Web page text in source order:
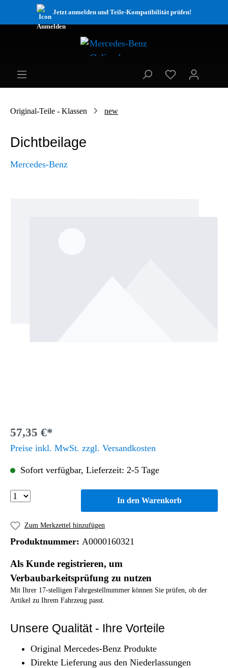
Jetzt anmelden und Teile-Kompatibilität prüfen!
Original-Teile - Klassen new
Dichtbeilage
Mercedes-Benz
57,35 €*
Preise inkl. MwSt. zzgl. Versandkosten
Sofort verfügbar, Lieferzeit: 2-5 Tage
In den Warenkorb
Zum Merkzettel hinzufügen
Produktnummer: A0000160321
Als Kunde registrieren, um
Verbaubarkeitsprüfung zu nutzen
Mit Ihrer 17-stelligen Fahrgestellnummer können Sie prüfen, ob der
Artikel zu Ihrem Fahrzeug passt.
Unsere Qualität - Ihre Vorteile
Original Mercedes-Benz Produkte
Direkte Lieferung aus den Niederlassungen